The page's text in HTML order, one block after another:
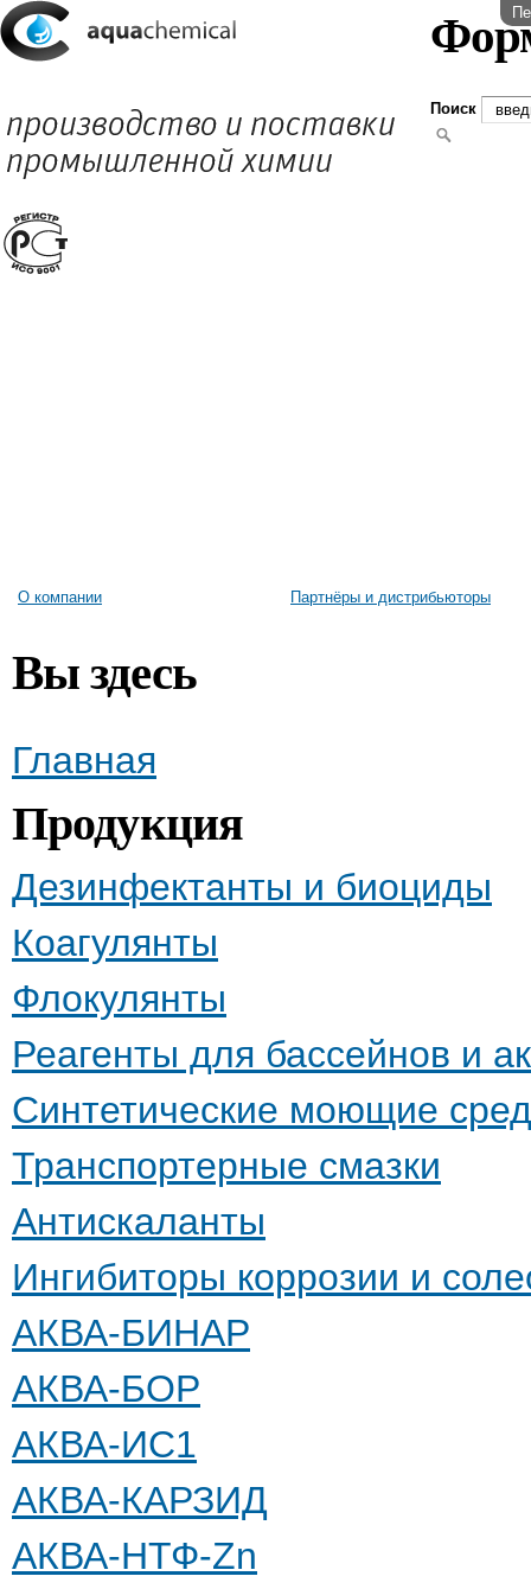
Поиск
О компании Партнёры и дистрибьюторы
Вы здесь
Главная
Продукция
Дезинфектанты и биоциды
Коагулянты
Флокулянты
Реагенты для бассейнов и
Синтетические моющие
Транспортерные смазки
Антискаланты
Ингибиторы коррозии и
АКВА-БИНАР
АКВА-БОР
АКВА-ИС1
АКВА-КАРЗИД
АКВА-НТФ-Zn